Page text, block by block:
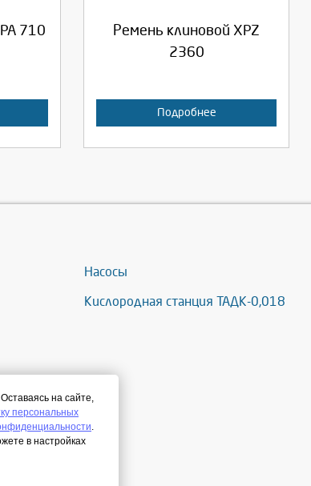
710
Ремень клиновой XPZ
2360
Подробнее
Насосы
Кислородная станция ТАДК-0,018
на сайте,
персональных
.
в настройках